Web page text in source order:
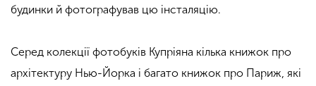
будинки й фотографував цю інсталяцію.
Серед колекції фотобуків Купріяна кілька книжок про
архітектуру Нью-Йорка і багато книжок про Париж, які